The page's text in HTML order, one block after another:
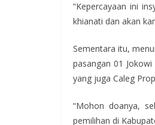
“Kepercayaan ini
khianati dan akan
Sementara itu,
pasangan 01
yang juga Caleg
“Mohon doanya,
pemilihan di